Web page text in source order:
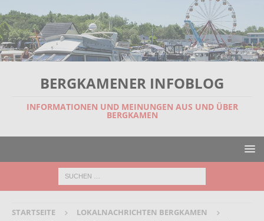
BERGKAMENER INFOBLOG
INFORMATIONEN UND MEINUNGEN AUS UND ÜBER
BERGKAMEN
STARTSEITE
LOKALNACHRICHTEN BERGKAMEN